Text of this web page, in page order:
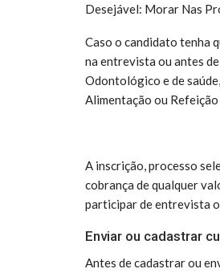
Desejável: Morar Nas
Caso o candidato tenha
na entrevista ou antes
Odontológico e de
Alimentação ou
A inscrição, processo
cobrança de qualquer
participar de entrevista
Enviar ou cadastrar
Antes de cadastrar ou